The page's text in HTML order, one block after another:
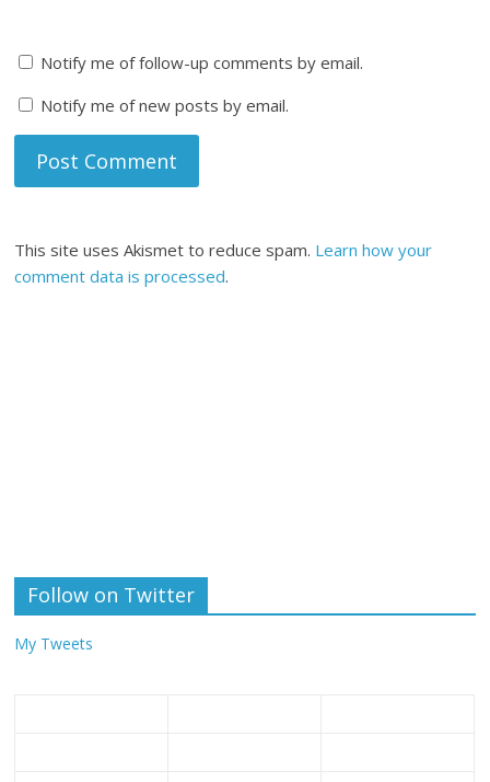
Notify me of follow-up comments by email.
Notify me of new posts by email.
This site uses Akismet to reduce spam. Learn how your
comment data is processed.
Follow on Twitter
My Tweets